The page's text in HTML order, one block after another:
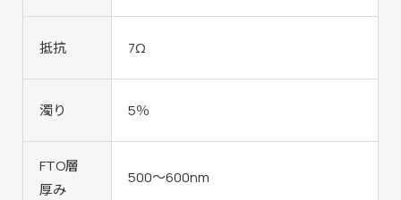
抵抗 7Ω
濁り 5％
FTO層
厚み
500～600nm